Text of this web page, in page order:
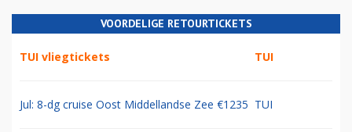
VOORDELIGE RETOURTICKETS
TUI vliegtickets TUI
Jul: 8-dg cruise Oost Middellandse Zee €1235 TUI